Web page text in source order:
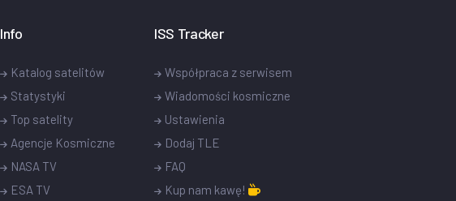
Info
Katalog satelitów
Statystyki
Top satelity
Agencje Kosmiczne
NASA TV
ESA TV
ISS Tracker
Współpraca z serwisem
Wiadomości kosmiczne
Ustawienia
Dodaj TLE
FAQ
Kup nam kawę!